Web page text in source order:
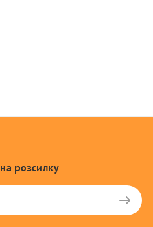
на розсилку